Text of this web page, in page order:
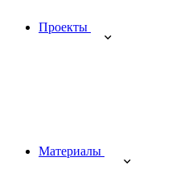
Проекты
Материалы